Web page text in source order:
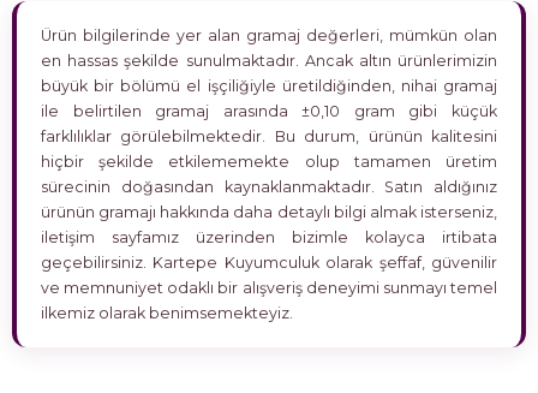
Ürün bilgilerinde yer alan gramaj değerleri, mümkün olan
en hassas şekilde sunulmaktadır. Ancak altın ürünlerimizin
büyük bir bölümü el işçiliğiyle üretildiğinden, nihai gramaj
ile belirtilen gramaj arasında ±0,10 gram gibi küçük
farklılıklar görülebilmektedir. Bu durum, ürünün kalitesini
hiçbir şekilde etkilememekte olup tamamen üretim
sürecinin doğasından kaynaklanmaktadır. Satın aldığınız
ürünün gramajı hakkında daha detaylı bilgi almak isterseniz,
iletişim sayfamız üzerinden bizimle kolayca irtibata
geçebilirsiniz. Kartepe Kuyumculuk olarak şeffaf, güvenilir
ve memnuniyet odaklı bir alışveriş deneyimi sunmayı temel
ilkemiz olarak benimsemekteyiz.